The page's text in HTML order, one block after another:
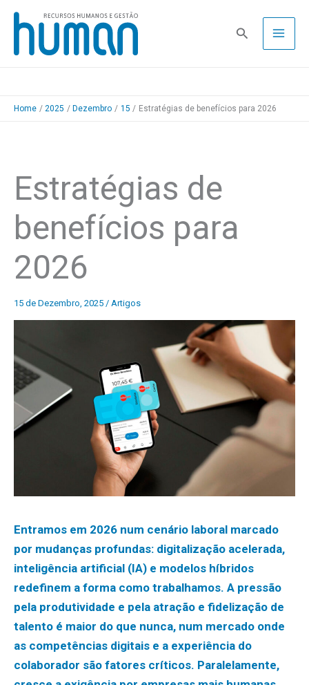
Skip
content
Pesquisa
Home 2025 Dezembro 15 Estratégias de benefícios para 2026
Estratégias de
benefícios para
2026
15 de Dezembro, 2025 / Artigos
Entramos em 2026 num cenário laboral marcado
por mudanças profundas: digitalização acelerada,
inteligência artificial (IA) e modelos híbridos
redefinem a forma como trabalhamos. A pressão
pela produtividade e pela atração e fidelização de
talento é maior do que nunca, num mercado onde
as competências digitais e a experiência do
colaborador são fatores críticos. Paralelamente,